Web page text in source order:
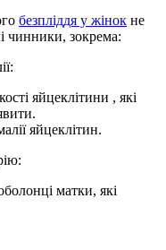
безпліддя у жінок не
чинники, зокрема:
яйцеклітини , які
яйцеклітин.
матки, які